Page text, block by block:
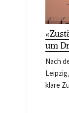
um
Nach
klare